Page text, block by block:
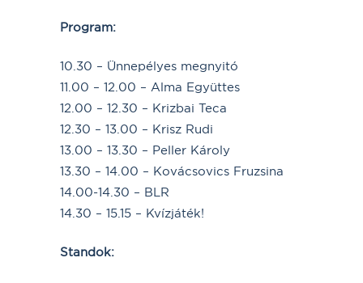
Program:
10.30 – Ünnepélyes megnyitó
11.00 – 12.00 – Alma Együttes
12.00 – 12.30 – Krizbai Teca
12.30 – 13.00 – Krisz Rudi
13.00 – 13.30 – Peller Károly
13.30 – 14.00 – Kovácsovics Fruzsina
14.00-14.30 – BLR
14.30 – 15.15 – Kvízjáték!
Standok: